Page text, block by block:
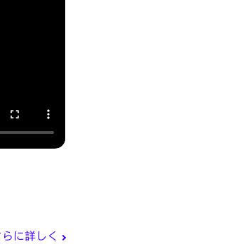
らに詳しく